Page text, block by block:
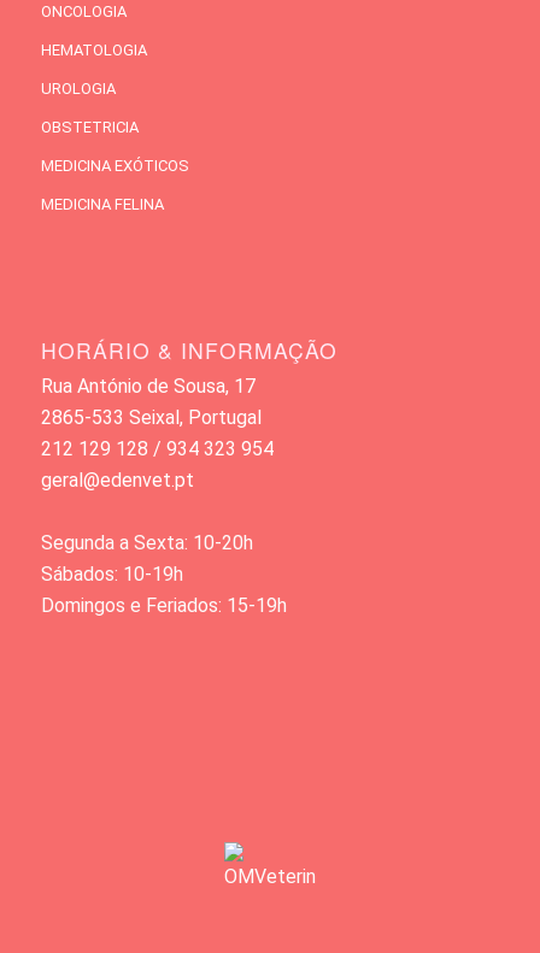
ONCOLOGIA
HEMATOLOGIA
UROLOGIA
OBSTETRICIA
MEDICINA EXÓTICOS
MEDICINA FELINA
HORÁRIO & INFORMAÇÃO
Rua António de Sousa, 17
2865-533 Seixal, Portugal
212 129 128 / 934 323 954
geral@edenvet.pt
Segunda a Sexta: 10-20h
Sábados: 10-19h
Domingos e Feriados: 15-19h